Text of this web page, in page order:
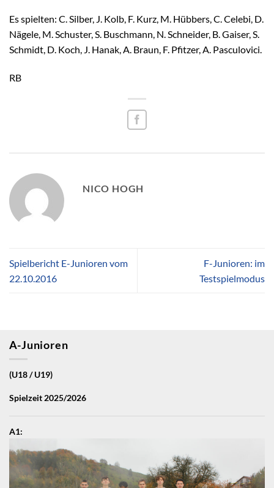
Es spielten: C. Silber, J. Kolb, F. Kurz, M. Hübbers, C. Celebi, D.
Nägele, M. Schuster, S. Buschmann, N. Schneider, B. Gaiser, S.
Schmidt, D. Koch, J. Hanak, A. Braun, F. Pfitzer, A. Pasculovici.
RB
NICO HOGH
Spielbericht E-Junioren vom
22.10.2016
F-Junioren: im
Testspielmodus
A-Junioren
(U18 / U19)
Spielzeit 2025/2026
A1: